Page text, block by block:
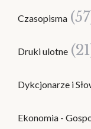
Czasopisma
Druki ulotne
Dykcjonarze i
Ekonomia -